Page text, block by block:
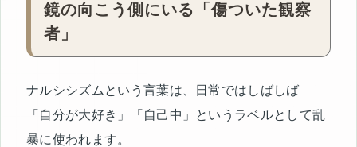
鏡の向こう側にいる「傷ついた観察
者」
ナルシシズムという言葉は、日常ではしばしば
「自分が大好き」「自己中」というラベルとして乱
暴に使われます。